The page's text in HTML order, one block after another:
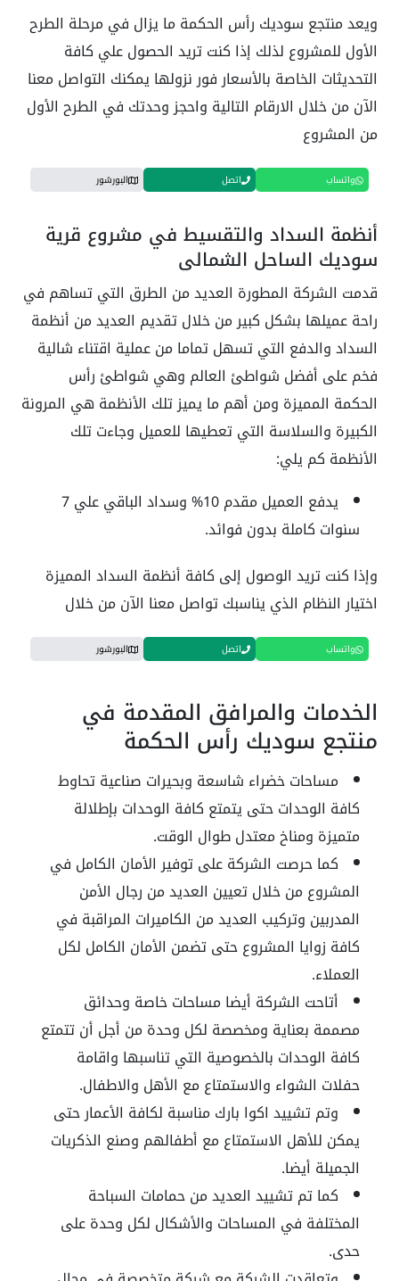
ويعد منتجع سوديك رأس الحكمة ما يزال في مرحلة الطرح
الأول للمشروع لذلك إذا كنت تريد الحصول علي كافة
التحديثات الخاصة بالأسعار فور نزولها يمكنك التواصل معنا
الآن من خلال الارقام التالية واحجز وحدتك في الطرح الأول
من المشروع
واتساب اتصل البورشور
أنظمة السداد والتقسيط في مشروع قرية
سوديك الساحل الشمالي
قدمت الشركة المطورة العديد من الطرق التي تساهم في
راحة عميلها بشكل كبير من خلال تقديم العديد من أنظمة
السداد والدفع التي تسهل تماما من عملية اقتناء شالية
فخم على أفضل شواطئ العالم وهي شواطئ رأس
الحكمة المميزة ومن أهم ما يميز تلك الأنظمة هي المرونة
الكبيرة والسلاسة التي تعطيها للعميل وجاءت تلك
الأنظمة كم يلي:
يدفع العميل مقدم 10% وسداد الباقي علي 7
سنوات كاملة بدون فوائد.
وإذا كنت تريد الوصول إلى كافة أنظمة السداد المميزة
اختيار النظام الذي يناسبك تواصل معنا الآن من خلال
واتساب اتصل البورشور
الخدمات والمرافق المقدمة في
منتجع سوديك رأس الحكمة
مساحات خضراء شاسعة وبحيرات صناعية تحاوط
كافة الوحدات حتى يتمتع كافة الوحدات بإطلالة
متميزة ومناخ معتدل طوال الوقت.
كما حرصت الشركة على توفير الأمان الكامل في
المشروع من خلال تعيين العديد من رجال الأمن
المدربين وتركيب العديد من الكاميرات المراقبة في
كافة زوايا المشروع حتى تضمن الأمان الكامل لكل
العملاء.
أتاحت الشركة أيضا مساحات خاصة وحدائق
مصممة بعناية ومخصصة لكل وحدة من أجل أن تتمتع
كافة الوحدات بالخصوصية التي تناسبها واقامة
حفلات الشواء والاستمتاع مع الأهل والاطفال.
وتم تشييد اكوا بارك مناسبة لكافة الأعمار حتى
يمكن للأهل الاستمتاع مع أطفالهم وصنع الذكريات
الجميلة أيضا.
كما تم تشييد العديد من حمامات السباحة
المختلفة في المساحات والأشكال لكل وحدة على
حدى.